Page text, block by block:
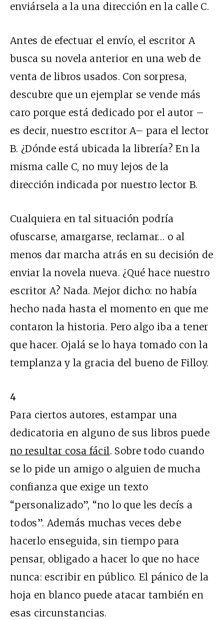
enviársela a la una dirección en la calle C.
Antes de efectuar el envío, el escritor A
busca su novela anterior en una web de
venta de libros usados. Con sorpresa,
descubre que un ejemplar se vende más
caro porque está dedicado por el autor –
es decir, nuestro escritor A– para el lector
B. ¿Dónde está ubicada la librería? En la
misma calle C, no muy lejos de la
dirección indicada por nuestro lector B.
Cualquiera en tal situación podría
ofuscarse, amargarse, reclamar… o al
menos dar marcha atrás en su decisión de
enviar la novela nueva. ¿Qué hace nuestro
escritor A? Nada. Mejor dicho: no había
hecho nada hasta el momento en que me
contaron la historia. Pero algo iba a tener
que hacer. Ojalá se lo haya tomado con la
templanza y la gracia del bueno de Filloy.
4
Para ciertos autores, estampar una
dedicatoria en alguno de sus libros puede
no resultar cosa fácil. Sobre todo cuando
se lo pide un amigo o alguien de mucha
confianza que exige un texto
“personalizado”, “no lo que les decís a
todos”. Además muchas veces debe
hacerlo enseguida, sin tiempo para
pensar, obligado a hacer lo que no hace
nunca: escribir en público. El pánico de la
hoja en blanco puede atacar también en
esas circunstancias.